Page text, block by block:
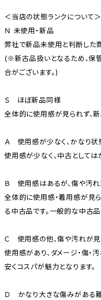
＜当店の状態ランクについて＞
Ｎ 未使用・新品
弊社で新品未使用と判断した商
(※新古品扱いとなるため、保
合がございます。)
Ｓ ほぼ新品同様
全体的に使用感が見られず、
Ａ 使用感が少なく、かなり状
使用感が少なく、中古として
Ｂ 使用感はあるが、傷や汚
全体的に使用感・着用感が見
る中古品です。一般的な中古品
Ｃ 使用感の他、傷や汚れが見
使用感があり、ダメージ・傷・
安くコスパが魅力となります。
Ｄ かなり大きな傷みがある